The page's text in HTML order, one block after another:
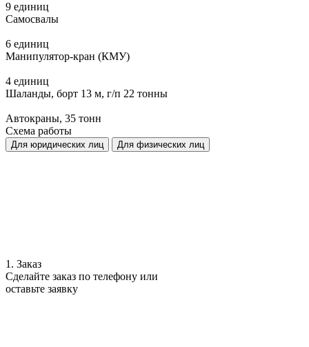
9 единиц
Самосвалы
6 единиц
Манипулятор-кран (КМУ)
4 единиц
Шаланды, борт 13 м, г/п 22 тонны
Автокраны, 35 тонн
Схема работы
Для юридических лиц Для физических лиц
1. Заказ
Сделайте заказ по телефону или
оставьте заявку